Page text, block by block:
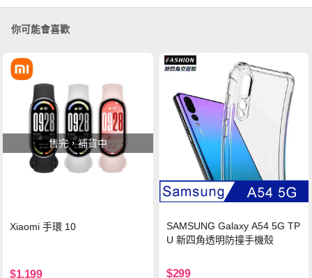
你可能會喜歡
售完，補貨中
Xiaomi 手環 10
$1,199
SAMSUNG Galaxy A54 5G TP
U 新四角透明防撞手機殼
$299